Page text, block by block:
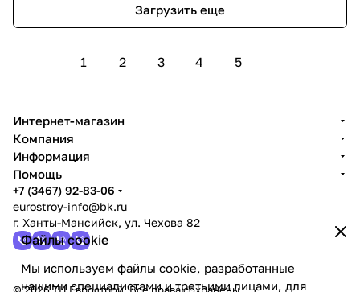
Загрузить еще
1 2 3 4 5
Файлы cookie
Мы используем файлы cookie, разработанные
нашими специалистами и третьими лицами, для
Интернет-магазин
Компания
Информация
Помощь
+7 (3467) 92-83-06
eurostroy-info@bk.ru
г. Ханты-Мансийск, ул. Чехова 82